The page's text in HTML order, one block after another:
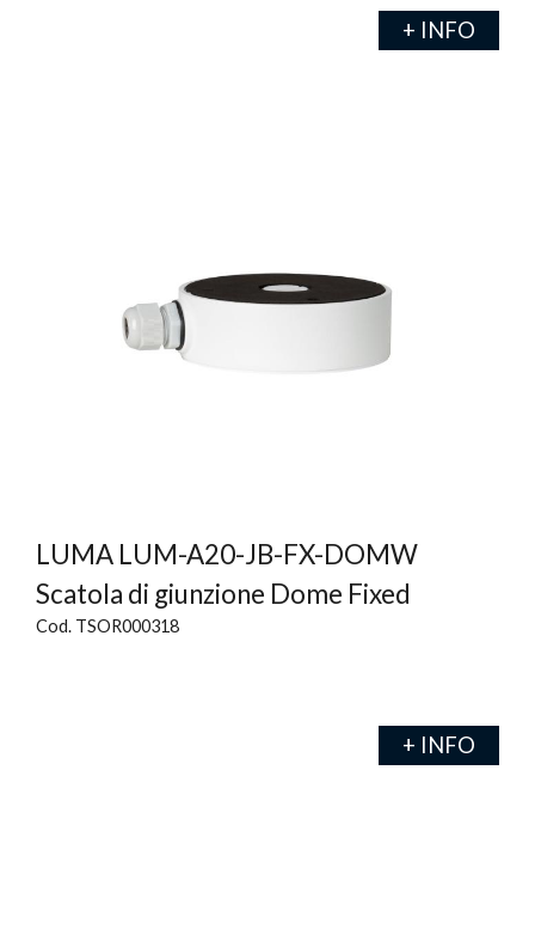
+ INFO
LUMA LUM-A20-JB-FX-DOMW
Scatola di giunzione Dome Fixed
Cod. TSOR000318
+ INFO